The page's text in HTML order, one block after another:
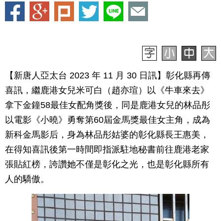
【新唐人亞太台 2023 年 11 月 30 日訊】彰化縣再傳
喜訊，繼鹿港女兒米可白（趙亦瑄）以《牛車來去》
拿下金鐘58最佳女配角獎後，同是鹿港女兒的林品彤
以電影《小曉》勇奪第60屆金馬獎最佳女主角，成為
新科金馬影后，身為林品彤姑婆的彰化縣長王惠美，
在得知喜訊後第一時間即指派駐地秘書前往鹿港老家
張貼紅榜，誇讚她不僅是彰化之光，也是彰化縣所有
人的驕傲。